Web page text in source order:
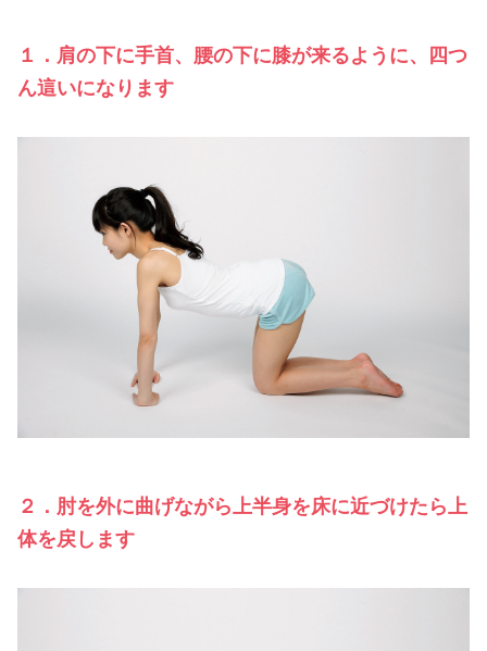
１．肩の下に手首、腰の下に膝が来るように、四つ
ん這いになります
２．肘を外に曲げながら上半身を床に近づけたら上
体を戻します